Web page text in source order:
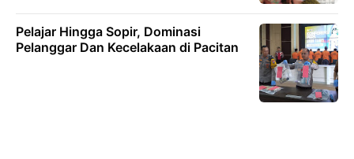
Pelajar Hingga Sopir, Dominasi
Pelanggar Dan Kecelakaan di Pacitan